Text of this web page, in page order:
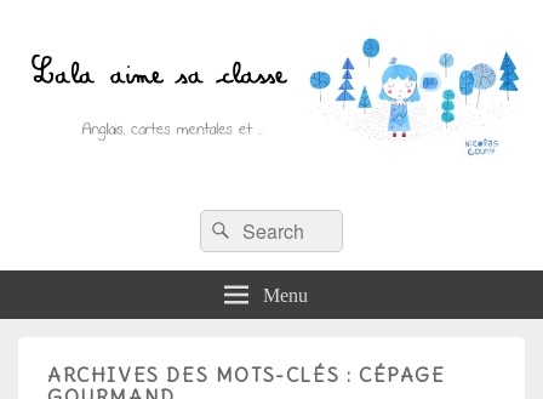
Lala aime sa classe
Anglais, cartes mentales et ….Recherche :
Rechercher
Menu
ARCHIVES DES MOTS-CLÉS : CÉPAGE